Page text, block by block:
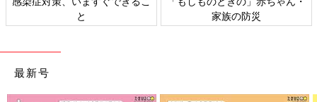
と
家族の防災
最新号